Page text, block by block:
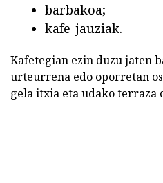
barbakoa;
kafe-jauziak.
Kafetegian ezin duzu jaten
urteurrena edo oporretan
gela itxia eta udako terraza